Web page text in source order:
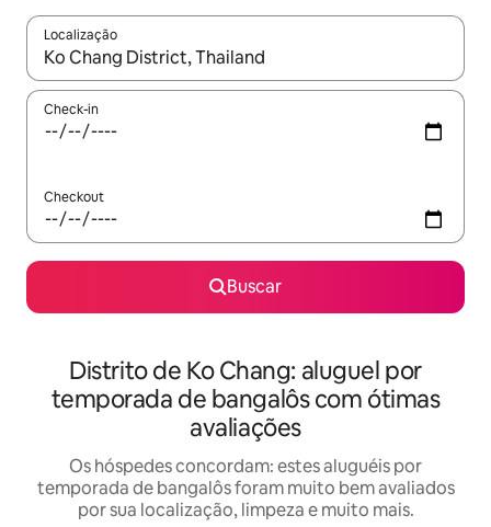
Localização
Quando os resultados estiverem disponíveis, explore-os
Check-in
Checkout
Buscar
Distrito de Ko Chang: aluguel por
temporada de bangalôs com ótimas
avaliações
Os hóspedes concordam: estes aluguéis por
temporada de bangalôs foram muito bem avaliados
por sua localização, limpeza e muito mais.